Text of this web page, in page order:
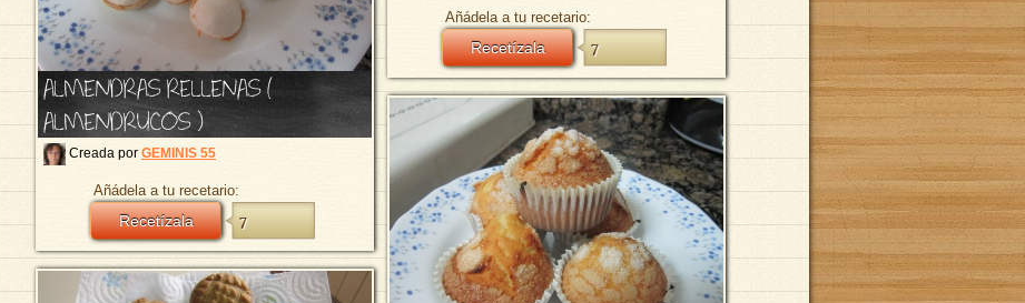
Añádela a tu recetario:
Recetízala 7
ALMENDRAS RELLENAS (
ALMENDRUCOS )
Creada por GEMINIS 55
Añádela a tu recetario:
Recetízala 7